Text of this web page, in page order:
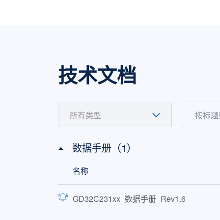
技术文档
数据手册（1）
名称
GD32C231xx_数据手册_Rev1.6